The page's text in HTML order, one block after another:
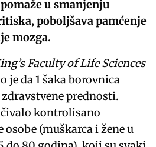
u smanjenju
poboljšava pamćenje
mozga.
Faculty of Life Sciences
je da 1 šaka borovnica
prednosti.
kontrolisano
(muškarca i žene u